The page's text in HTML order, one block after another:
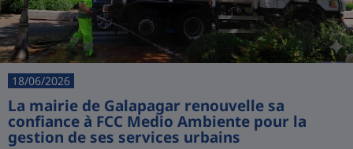
18/06/2026
La mairie de Galapagar renouvelle sa
confiance à FCC Medio Ambiente pour la
gestion de ses services urbains